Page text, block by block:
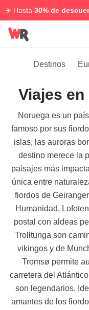
✈️ Hasta 30% de
Destinos
Viajes
Noruega es un
famoso por sus
islas, las auroras
destino merece la
paisajes más
única entre
fiordos de
Humanidad,
postal con aldeas
Trolltunga son
vikingos y de
Tromsø permite
carretera del
son legendarios.
amantes de los